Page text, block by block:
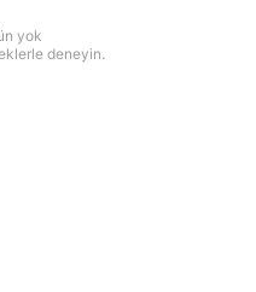
yok
deneyin.